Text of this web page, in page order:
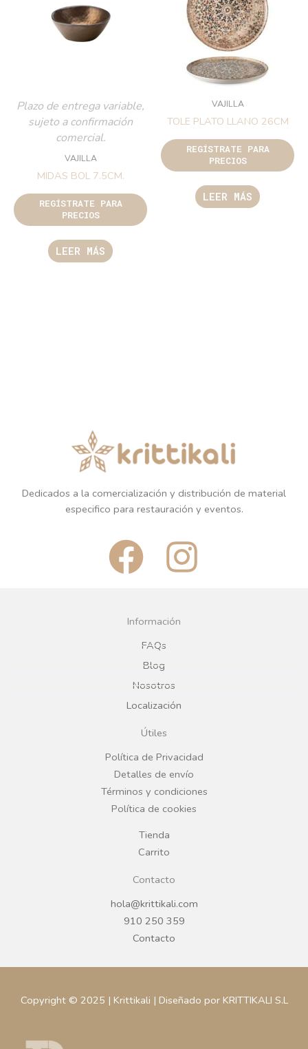
Plazo de entrega variable,
sujeto a confirmación
comercial.
VAJILLA
MIDAS BOL 7.5CM.
REGÍSTRATE PARA
PRECIOS
LEER MÁS
VAJILLA
TOLE PLATO LLANO 26CM
REGÍSTRATE PARA
PRECIOS
LEER MÁS
Dedicados a la comercialización y distribución de material
especifico para restauración y eventos.
F
a
c
e
b
o
o
k
I
n
g
r
a
Información
FAQs
Blog
Nosotros
Localización
Útiles
Política de Privacidad
Detalles de envío
Términos y condiciones
Política de cookies
Tienda
Carrito
Contacto
hola@krittikali.com
910 250 359
Contacto
Copyright © 2025 | Krittikali | Diseñado por KRITTIKALI S.L